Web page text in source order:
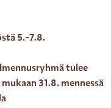
5.-7.8.
tulee
31.8. mennessä